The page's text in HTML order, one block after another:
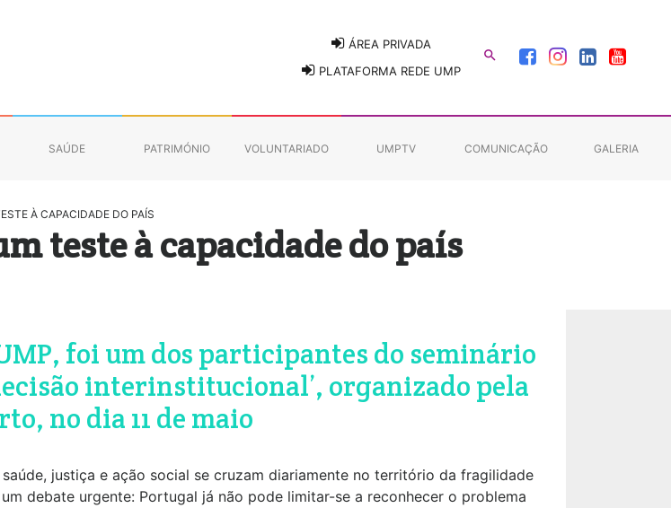
ÁREA PRIVADA
PLATAFORMA REDE UMP

SAÚDE PATRIMÓNIO VOLUNTARIADO UMPTV COMUNICAÇÃO GALERIA
À CAPACIDADE DO PAÍS
teste à capacidade do país
foi um dos participantes do seminário
interinstitucional’, organizado pela
no dia 11 de maio
justiça e ação social se cruzam diariamente no território da fragilidade
debate urgente: Portugal já não pode limitar-se a reconhecer o problema